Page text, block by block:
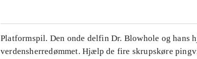
Platformspil. Den onde delfin Dr. Blowhole og hans
verdensherredømmet. Hjælp de fire skrupskøre